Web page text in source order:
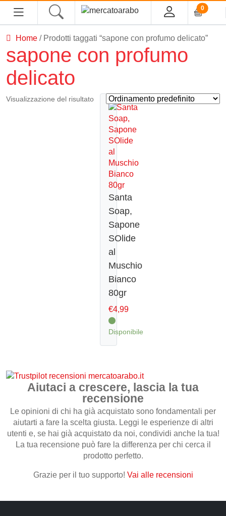
0
ALIMENTARI
COSMESI
Home/ Prodotti taggati “sapone con profumo delicato”
sapone con profumo
delicato
Visualizzazione del risultato
Santa
Soap,
Sapone
SOlide
al
Muschio
Bianco
80gr
€4,99
Disponibile
Aiutaci a crescere, lascia la tua
recensione
Le opinioni di chi ha già acquistato sono fondamentali per
aiutarti a fare la scelta giusta. Leggi le esperienze di altri
utenti e, se hai già acquistato da noi, condividi anche la tua!
La tua recensione può fare la differenza per chi cerca il
prodotto perfetto.
Grazie per il tuo supporto! Vai alle recensioni